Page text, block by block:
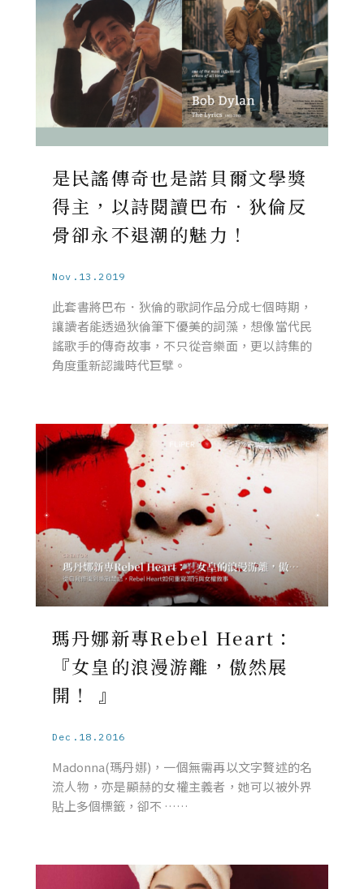
是民謠傳奇也是諾貝爾文學獎
得主，以詩閱讀巴布．狄倫反
骨卻永不退潮的魅力！
Nov.13.2019
此套書將巴布．狄倫的歌詞作品分成七個時期，
讓讀者能透過狄倫筆下優美的詞藻，想像當代民
謠歌手的傳奇故事，不只從音樂面，更以詩集的
角度重新認識時代巨擘。
瑪丹娜新專Rebel Heart：
『女皇的浪漫游離，傲然展
開！ 』
Dec.18.2016
Madonna(瑪丹娜)，一個無需再以文字贅述的名
流人物，亦是顯赫的女權主義者，她可以被外界
貼上多個標籤，卻不 ……